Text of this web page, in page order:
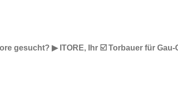
gesucht? ▶︎ ITORE, Ihr ☑️ Torbauer für Gau-